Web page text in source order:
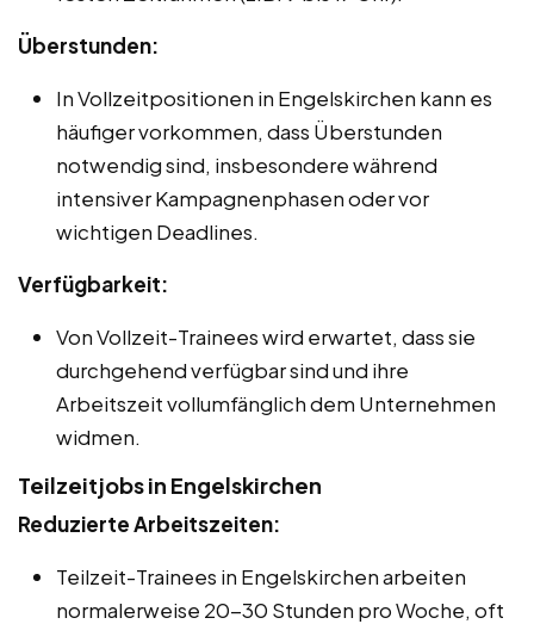
Überstunden:
In Vollzeitpositionen in Engelskirchen kann es
häufiger vorkommen, dass Überstunden
notwendig sind, insbesondere während
intensiver Kampagnenphasen oder vor
wichtigen Deadlines.
Verfügbarkeit:
Von Vollzeit-Trainees wird erwartet, dass sie
durchgehend verfügbar sind und ihre
Arbeitszeit vollumfänglich dem Unternehmen
widmen.
Teilzeitjobs in Engelskirchen
Reduzierte Arbeitszeiten:
Teilzeit-Trainees in Engelskirchen arbeiten
normalerweise 20-30 Stunden pro Woche, oft